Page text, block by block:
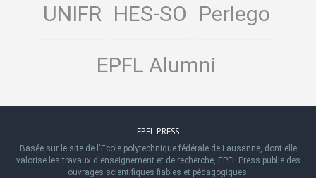
UNIFR HES-SO Perlego
EPFL Alumni
EPFL PRESS
Basée sur le site de l'Ecole polytechnique fédérale de Lausanne, dont elle
valorise les travaux d'enseignement et de recherche, EPFL Press publie des
ouvrages scientifiques fiables et pédagogiques.